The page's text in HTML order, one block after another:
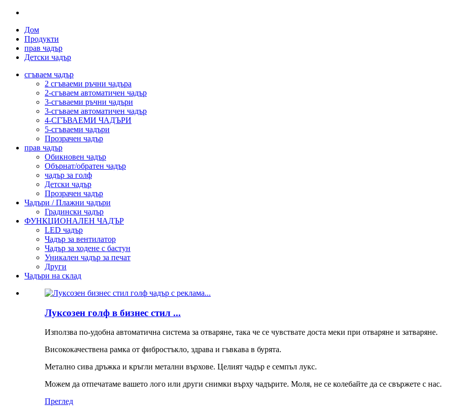
Дом
Продукти
прав чадър
Детски чадър
сгъваем чадър
2 сгъваеми ръчни чадъра
2-сгъваем автоматичен чадър
3-сгъваеми ръчни чадъри
3-сгъваем автоматичен чадър
4-СГЪВАЕМИ ЧАДЪРИ
5-сгъваеми чадъри
Прозрачен чадър
прав чадър
Обикновен чадър
Обърнат/обратен чадър
чадър за голф
Детски чадър
Прозрачен чадър
Чадъри / Плажни чадъри
Градински чадър
ФУНКЦИОНАЛЕН ЧАДЪР
LED чадър
Чадър за вентилатор
Чадър за ходене с бастун
Уникален чадър за печат
Други
Чадъри на склад
Луксозен голф в бизнес стил ...
Използва по-удобна автоматична система за отваряне, така че се чувствате доста меки при отваряне и затваряне.
Висококачествена рамка от фибростъкло, здрава и гъвкава в бурята.
Метално сива дръжка и кръгли метални върхове. Целият чадър е семпъл лукс.
Можем да отпечатаме вашето лого или други снимки върху чадърите. Моля, не се колебайте да се свържете с нас.
Преглед